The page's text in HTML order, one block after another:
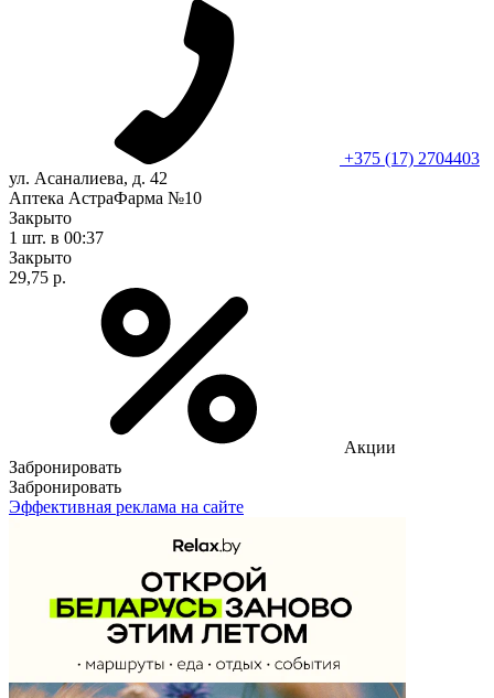
+375 (17) 2704403
ул. Асаналиева, д. 42
Аптека АстраФарма №10
Закрыто
1 шт. в 00:37
Закрыто
29,75 р.
Акции
Забронировать
Забронировать
Эффективная реклама на сайте